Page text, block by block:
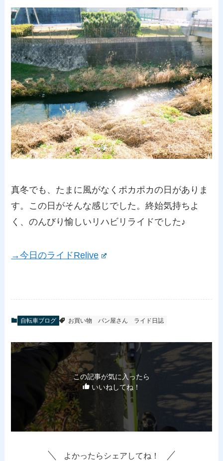
真冬でも、たまに風がなくポカポカの日がありま
す。この日がそんな感じでした。終始気持ちよ
く、のんびり愉しいリハビリライドでした♪
→今日のライドRelive
自転車ブログ お買い物 パン屋さん ライド日誌
この記事が気に入ったら
いいねしてね！
よかったらシェアしてね！